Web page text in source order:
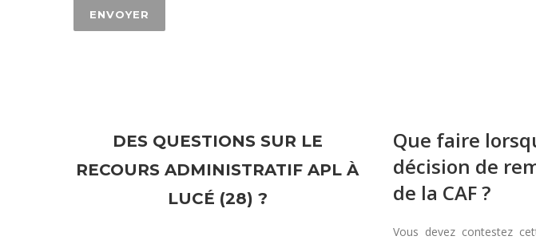
DES QUESTIONS SUR LE
RECOURS ADMINISTRATIF APL À
LUCÉ (28) ?
Que faire
décision de
de la CAF ?
Vous devez contestez